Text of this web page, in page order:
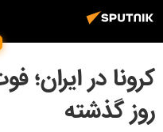
روز گذشته